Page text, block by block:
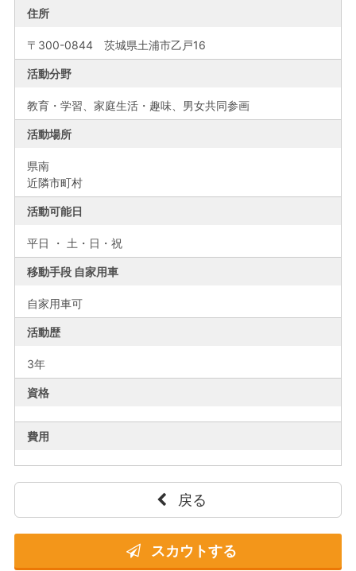
住所
〒300-0844 茨城県土浦市乙戸16
活動分野
教育・学習、家庭生活・趣味、男女共同参画
活動場所
県南
近隣市町村
活動可能日
平日 ・ 土・日・祝
移動手段 自家用車
自家用車可
活動歴
3年
資格
費用
戻る
スカウトする